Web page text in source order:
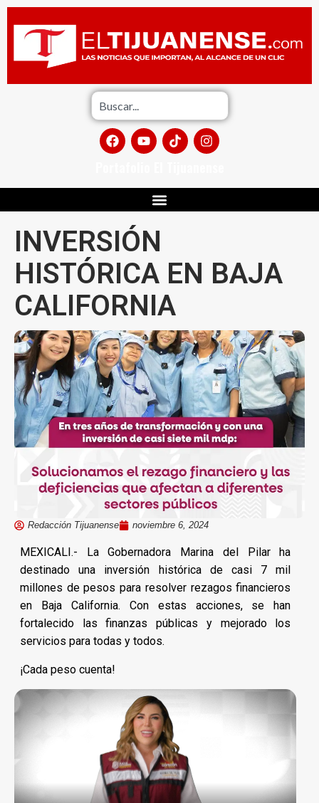
INVERSIÓN
HISTÓRICA EN BAJA
CALIFORNIA
Redacción Tijuanense noviembre 6, 2024
MEXICALI.- La Gobernadora Marina del Pilar ha
destinado una inversión histórica de casi 7 mil
millones de pesos para resolver rezagos financieros
en Baja California. Con estas acciones, se han
fortalecido las finanzas públicas y mejorado los
servicios para todas y todos.
¡Cada peso cuenta!